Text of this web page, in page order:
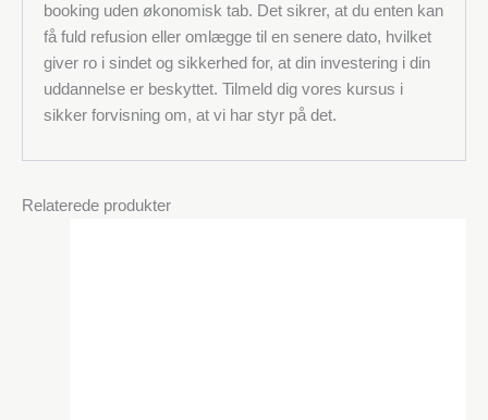
booking uden økonomisk tab. Det sikrer, at du enten kan
få fuld refusion eller omlægge til en senere dato, hvilket
giver ro i sindet og sikkerhed for, at din investering i din
uddannelse er beskyttet. Tilmeld dig vores kursus i
sikker forvisning om, at vi har styr på det.
Relaterede produkter